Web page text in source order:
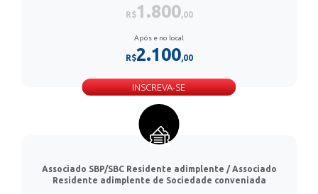
R$1.800,00
Após e no local
R$2.100,00
INSCREVA-SE
Associado SBP/SBC Residente adimplente / Associado
Residente adimplente de Sociedade conveniada